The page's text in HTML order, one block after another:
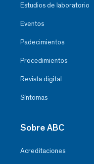
Estudios de laboratorio
Eventos
Padecimientos
Procedimientos
Revista digital
Síntomas
Sobre ABC
Acreditaciones